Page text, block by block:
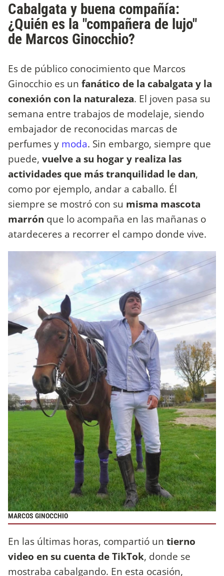
Cabalgata y buena compañía:
¿Quién es la "compañera de lujo"
de Marcos Ginocchio?
Es de público conocimiento que Marcos
Ginocchio es un fanático de la cabalgata y la
conexión con la naturaleza. El joven pasa su
semana entre trabajos de modelaje, siendo
embajador de reconocidas marcas de
perfumes y moda. Sin embargo, siempre que
puede, vuelve a su hogar y realiza las
actividades que más tranquilidad le dan,
como por ejemplo, andar a caballo. Él
siempre se mostró con su misma mascota
marrón que lo acompaña en las mañanas o
atardeceres a recorrer el campo donde vive.
MARCOS GINOCCHIO
En las últimas horas, compartió un tierno
video en su cuenta de TikTok, donde se
mostraba cabalgando. En esta ocasión,